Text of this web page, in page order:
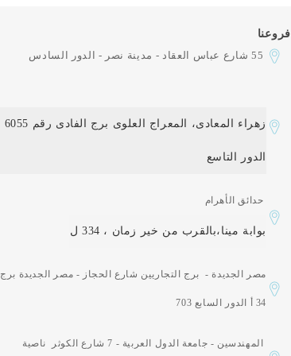
فروعنا
زهراء المعادى، المعراج العلوى برج الفادى رقم 6055
الدور التاسع
حدائق الأهرام
بوابة مينا،بالقرب من خير زمان ، 334 ل
مصر الجديدة - برج التجاريين شارع الحجاز - مصر الجديدة برج
34 أ الدور السابع 703
المهندسين - جامعة الدول العربية - 7 شارع الكوثر ناصية